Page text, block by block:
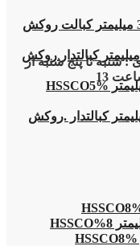
مته مرغک 3.15 میلیمتر کبالت روکش
مته مرغک 4.0 میلیمتر کبالتدار روکش
مته مرغک 5 میلیمتر HSSCO5%
مرغک 6 میلیمتر کبالتدار .روکش
تا پنج شنبه از